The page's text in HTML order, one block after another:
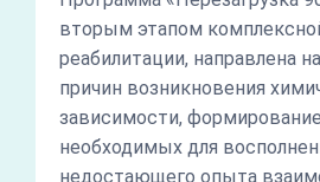
вторым этапом
реабилитации, направлена
причин возникновения
зависимости,
необходимых для
недостающего опыта